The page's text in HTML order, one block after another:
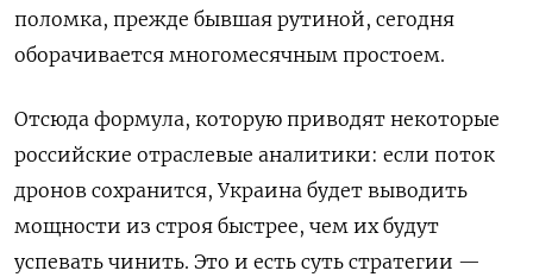
поломка, прежде бывшая рутиной, сегодня
оборачивается многомесячным простоем.
Отсюда формула, которую приводят некоторые
российские отраслевые аналитики: если поток
дронов сохранится, Украина будет выводить
мощности из строя быстрее, чем их будут
успевать чинить. Это и есть суть стратегии —